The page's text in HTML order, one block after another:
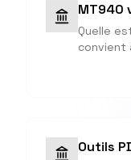
MT940
Quelle
convient
Outils